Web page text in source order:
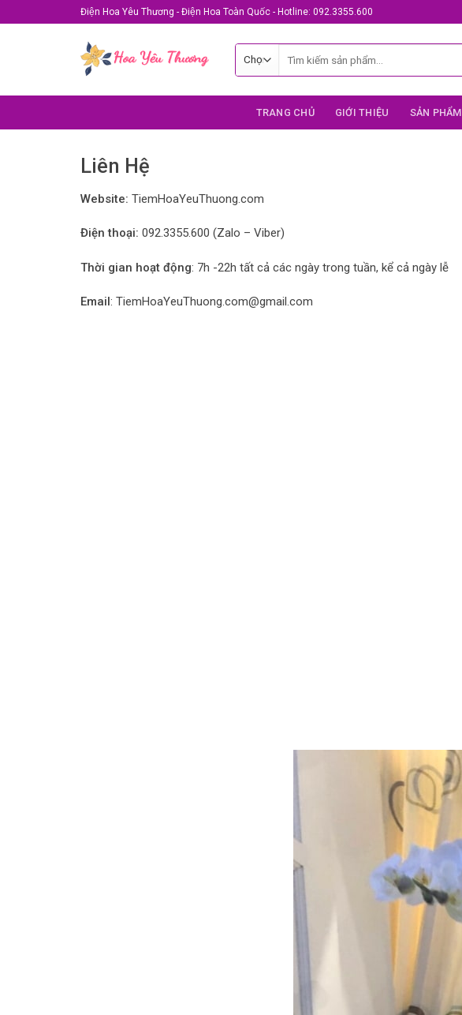
to
Điện Hoa Yêu Thương - Điện Hoa Toàn Quốc - Hotline: 092.3355.600
kiếm:
TRANG CHỦ GIỚI THIỆU SẢN PHẨM
Liên Hệ
Website: TiemHoaYeuThuong.com
Điện thoại: 092.3355.600 (Zalo – Viber)
Thời gian hoạt động: 7h -22h tất cả các ngày trong tuần, kể cả ngày lễ
Email: TiemHoaYeuThuong.com@gmail.com